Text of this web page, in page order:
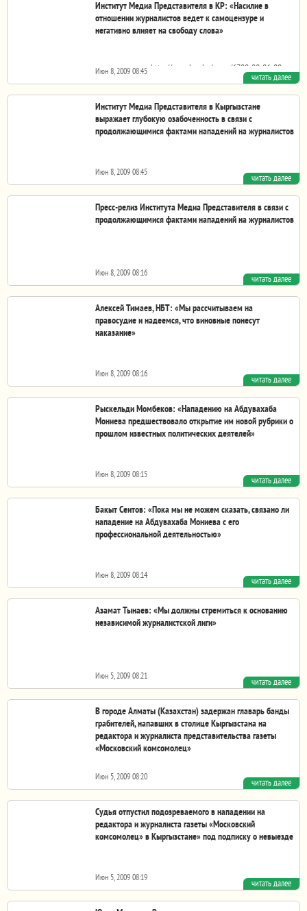
Институт Медиа Представителя в КР: «Насилие в
отношении журналистов ведет к самоцензуре и
негативно влияет на свободу слова»
Июн 8, 2009 08:45 http://www.bpc.kg/news/6700-08-06-09
читать далее
Институт Медиа Представителя в Кыргызстане
выражает глубокую озабоченность в связи с
продолжающимися фактами нападений на журналистов
Июн 8, 2009 08:45
http://www.pr.kg/news/kg/2009/06/08/11213/
читать далее
Пресс-релиз Института Медиа Представителя в связи с
продолжающимися фактами нападений на журналистов
Июн 8, 2009 08:16
Институт Медиа Представителя в Кыргызской Республике
выражает глубокую озабоченность в связи с...
читать далее
Алексей Тимаев, НБТ: «Мы рассчитываем на
правосудие и надеемся, что виновные понесут
наказание»
Июн 8, 2009 08:16
«В пресс-службе МВД нам пообещали разобраться в
инциденте и наказать виновников. Но пока о ходе...
читать далее
Рыскельди Момбеков: «Нападению на Абдувахаба
Мониева предшествовало открытие им новой рубрики о
прошлом известных политических деятелей»
Июн 8, 2009 08:15
«Я на 100 процентов уверен в том, что нападение на
журналиста нашей газеты связано с его...
читать далее
Бакыт Сеитов: «Пока мы не можем сказать, связано ли
нападение на Абдувахаба Мониева с его
профессиональной деятельностью»
Июн 8, 2009 08:14
В связи с избиением неизвестными журналиста газеты
«Ачык Саясат» Абдувахаба Мониева, - сегодня ВРС...
читать далее
Азамат Тынаев: «Мы должны стремиться к основанию
независимой журналистской лиги»
Июн 5, 2009 08:21
«Мы должны понимать, что сегодня от возможного
нападения не застрахован ни один человек, будь он...
читать далее
В городе Алматы (Казахстан) задержан главарь банды
грабителей, напавших в столице Кыргызстана на
редактора и журналиста представительства газеты
«Московский комсомолец»
Июн 5, 2009 08:20
В городе Алматы задержан главарь банды грабителей,
напавших в столице Кыргызстана на редактора и...
читать далее
Судья отпустил подозреваемого в нападении на
редактора и журналиста газеты «Московский
комсомолец» в Кыргызстане» под подписку о невыезде
Июн 5, 2009 08:19
Судья Сокулукского районного суда Чуйской области
Кыргызстана отпустил подозреваемого в нападении...
читать далее